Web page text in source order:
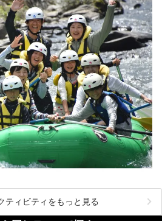
ティビティをもっと見る